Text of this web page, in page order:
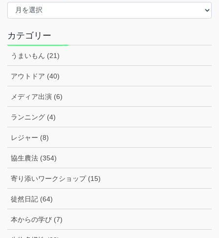
イ
カテゴリー
うまいもん (21)
アウトドア (40)
メディア出演 (6)
ランニング (4)
レジャー (8)
協生農法 (354)
寄り添いワークショップ (15)
徒然日記 (64)
本からの学び (7)